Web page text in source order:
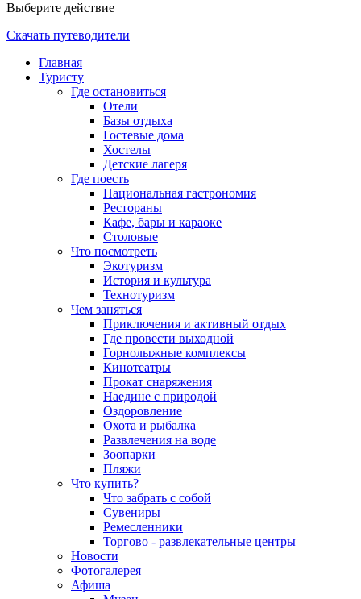
Выберите действие
Скачать путеводители
Главная
Туристу
Где остановиться
Отели
Базы отдыха
Гостевые дома
Хостелы
Детские лагеря
Где поесть
Национальная гастрономия
Рестораны
Кафе, бары и караоке
Столовые
Что посмотреть
Экотуризм
История и культура
Технотуризм
Чем заняться
Приключения и активный отдых
Где провести выходной
Горнолыжные комплексы
Кинотеатры
Прокат снаряжения
Наедине с природой
Оздоровление
Охота и рыбалка
Развлечения на воде
Зоопарки
Пляжи
Что купить?
Что забрать с собой
Сувениры
Ремесленники
Торгово - развлекательные центры
Новости
Фотогалерея
Афиша